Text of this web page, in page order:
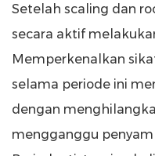
Setelah scaling dan
secara aktif
Memperkenalkan
selama periode ini
dengan
mengganggu